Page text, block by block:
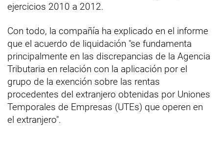
ejercicios 2010 a 2012.
Con todo, la compañía ha explicado en el informe
que el acuerdo de liquidación "se fundamenta
principalmente en las discrepancias de la Agencia
Tributaria en relación con la aplicación por el
grupo de la exención sobre las rentas
procedentes del extranjero obtenidas por Uniones
Temporales de Empresas (UTEs) que operen en
el extranjero".